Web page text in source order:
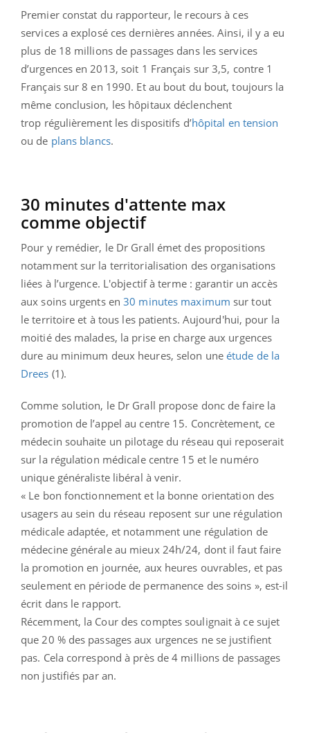
Premier constat du rapporteur, le recours à ces
services a explosé ces dernières années. Ainsi, il y a eu
plus de 18 millions de passages dans les services
d’urgences en 2013, soit 1 Français sur 3,5, contre 1
Français sur 8 en 1990. Et au bout du bout, toujours la
même conclusion, les hôpitaux déclenchent
trop régulièrement les dispositifs d’hôpital en tension
ou de plans blancs.
30 minutes d'attente max
comme objectif
Pour y remédier, le Dr Grall émet des propositions
notamment sur la territorialisation des organisations
liées à l’urgence. L'objectif à terme : garantir un accès
aux soins urgents en30 minutes maximum sur tout
le territoire et à tous les patients. Aujourd'hui, pour la
moitié des malades, la prise en charge aux urgences
dure au minimum deux heures, selon une étude de la
Drees (1).
Comme solution, le Dr Grall propose donc de faire la
promotion de l’appel au centre 15. Concrètement, ce
médecin souhaite un pilotage du réseau qui reposerait
sur la régulation médicale centre 15 et le numéro
unique généraliste libéral à venir.
« Le bon fonctionnement et la bonne orientation des
usagers au sein du réseau reposent sur une régulation
médicale adaptée, et notamment une régulation de
médecine générale au mieux 24h/24, dont il faut faire
la promotion en journée, aux heures ouvrables, et pas
seulement en période de permanence des soins », est-il
écrit dans le rapport.
Récemment, la Cour des comptes soulignait à ce sujet
que 20 % des passages aux urgences ne se justifient
pas. Cela correspond à près de 4 millions de passages
non justifiés par an.